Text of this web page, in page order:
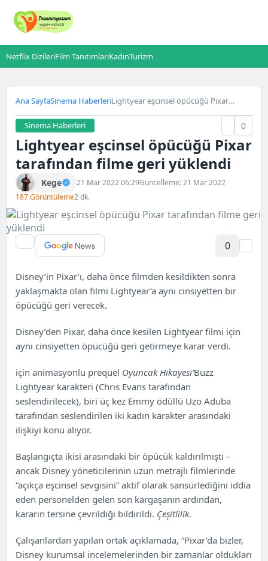
Netflix DizileriFilm TanıtımlarıKadınTurizm
Ana SayfaSinema HaberleriLightyear eşcinsel öpücüğü Pixar
Sinema Haberleri
0
Lightyear eşcinsel öpücüğü Pixar
tarafından filme geri yüklendi
Kege 21 Mar 2022 06:29Güncelleme: 21 Mar 2022
187 Görüntüleme2 dk.
0
Disney’in Pixar’ı, daha önce filmden kesildikten sonra
yaklaşmakta olan filmi Lightyear’a aynı cinsiyetten bir
öpücüğü geri verecek.
Disney’den Pixar, daha önce kesilen Lightyear filmi için
aynı cinsiyetten öpücüğü geri getirmeye karar verdi.
için animasyonlu prequel Oyuncak Hikayesi’Buzz
Lightyear karakteri (Chris Evans tarafından
seslendirilecek), biri üç kez Emmy ödüllü Uzo Aduba
tarafından seslendirilen iki kadın karakter arasındaki
ilişkiyi konu alıyor.
Başlangıçta ikisi arasındaki bir öpücük kaldırılmıştı –
ancak Disney yöneticilerinin uzun metrajlı filmlerinde
“açıkça eşcinsel sevgisini” aktif olarak sansürlediğini iddia
eden personelden gelen son kargaşanın ardından,
kararın tersine çevrildiği bildirildi. Çeşitlilik.
Çalışanlardan yapılan ortak açıklamada, “Pixar’da bizler,
Disney kurumsal incelemelerinden bir zamanlar oldukları